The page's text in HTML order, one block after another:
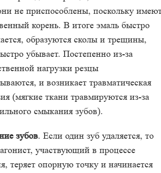
не приспособлены, поскольку
корень. В итоге эмаль быстро
образуются сколы и трещины,
убывает. Постепенно из-за
нагрузки резцы
и возникает травматическая
(мягкие ткани травмируются из-за
смыкания зубов).
зубов. Если один зуб удаляется, то
участвующий в процессе
теряет опорную точку и начинается